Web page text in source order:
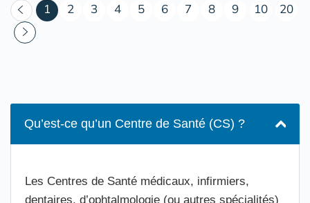
1 (courant)
2 3 4 5 6 7 8 9 10 20
Qu’est-ce qu’un Centre de Santé (CS) ?
Les Centres de Santé médicaux, infirmiers,
dentaires, d’ophtalmologie (ou autres spécialités)